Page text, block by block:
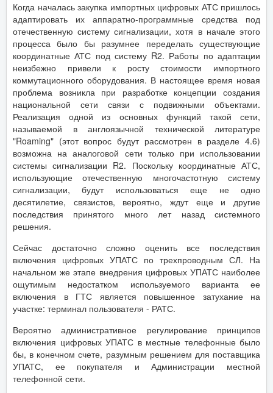
Когда началась закупка импортных цифровых АТС пришлось
адаптировать их аппаратно-программные средства под
отечественную систему сигнализации, хотя в начале этого
процесса было бы разумнее переделать существующие
координатные АТС под систему R2. Работы по адаптации
неизбежно привели к росту стоимости импортного
коммутационного оборудования. В настоящее время новая
проблема возникла при разработке концепции создания
национальной сети связи с подвижными объектами.
Реализация одной из основных функций такой сети,
называемой в англоязычной технической литературе
"Roaming" (этот вопрос будут рассмотрен в разделе 4.6)
возможна на аналоговой сети только при использовании
системы сигнализации R2. Поскольку координатные АТС,
использующие отечественную многочастотную систему
сигнализации, будут использоваться еще не одно
десятилетие, связистов, вероятно, ждут еще и другие
последствия принятого много лет назад системного
решения.
Сейчас достаточно сложно оценить все последствия
включения цифровых УПАТС по трехпроводным СЛ. На
начальном же этапе внедрения цифровых УПАТС наиболее
ощутимым недостатком используемого варианта ее
включения в ГТС является повышенное затухание на
участке: терминал пользователя - РАТС.
Вероятно административное регулирование принципов
включения цифровых УПАТС в местные телефонные было
бы, в конечном счете, разумным решением для поставщика
УПАТС, ее покупателя и Администрации местной
телефонной сети.